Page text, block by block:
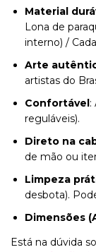
Material
Lona de
interno) /
Arte
artistas do
Confortável :
reguláveis).
Direto na
de mão ou
Limpeza
desbota).
Dimensões
Está na dúvida